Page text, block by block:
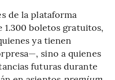
de la plataforma
boletos gratuitos,
ya tienen
sino a quienes
futuras durante